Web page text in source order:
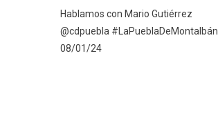
Hablamos con Mario Gutiérrez
@cdpuebla #LaPueblaDeMontalbán
08/01/24